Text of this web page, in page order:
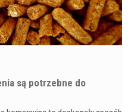
są potrzebne do